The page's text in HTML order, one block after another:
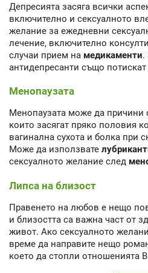
Депресията засяга всички
включително и сексуалното
желание за ежедневни
лечение, включително
случаи прием на медикаменти.
антидепресанти също
Менопаузата
Менопаузата може да причини
които засягат пряко половия
вагинална сухота и болка при
Може да използвате
сексуалното желание след
Липса на близост
Правенето на любов е нещо
и близостта са важна част от
живот. Ако сексуалното
време да направите нещо
което да стопли отношенията